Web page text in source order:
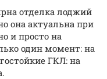
отделка лоджий
она актуальна при
и просто на
один момент: на
ГКЛ: на